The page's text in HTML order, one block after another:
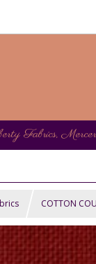
Fabrics,
COTTON